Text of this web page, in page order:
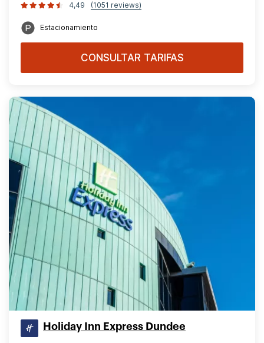
4,49
(1051 reviews)
Estacionamiento
CONSULTAR TARIFAS
Holiday Inn Express Dundee